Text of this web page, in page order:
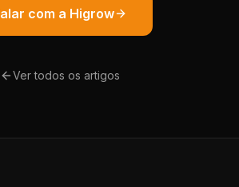
com a Higrow
Ver todos os artigos